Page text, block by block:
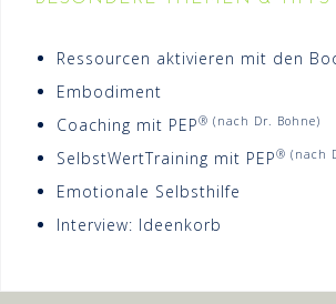
Ressourcen aktivieren mit den
Embodiment
Coaching mit PEP® (nach Dr. Bohne)
SelbstWertTraining mit PEP® (nach
Emotionale Selbsthilfe
Interview: Ideenkorb